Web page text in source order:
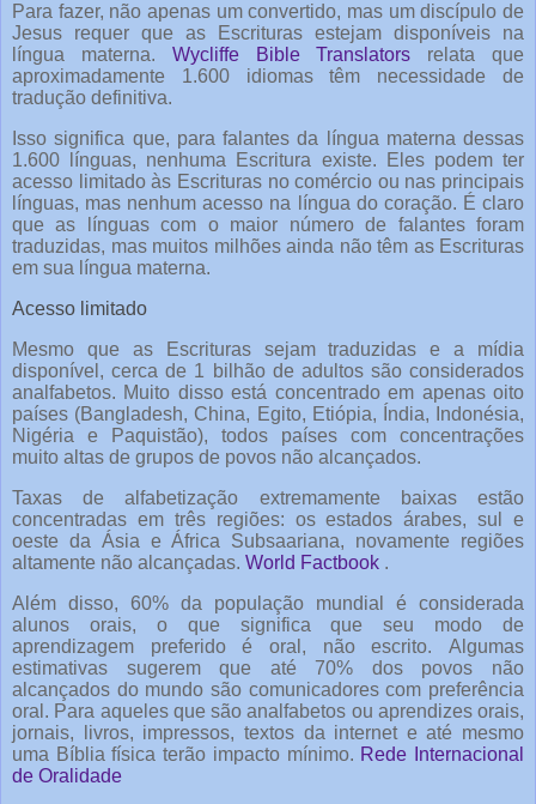
Para fazer, não apenas um convertido, mas um discípulo de
Jesus requer que as Escrituras estejam disponíveis na
língua materna. Wycliffe Bible Translators relata que
aproximadamente 1.600 idiomas têm necessidade de
tradução definitiva.
Isso significa que, para falantes da língua materna dessas
1.600 línguas, nenhuma Escritura existe. Eles podem ter
acesso limitado às Escrituras no comércio ou nas principais
línguas, mas nenhum acesso na língua do coração. É claro
que as línguas com o maior número de falantes foram
traduzidas, mas muitos milhões ainda não têm as Escrituras
em sua língua materna.
Acesso limitado
Mesmo que as Escrituras sejam traduzidas e a mídia
disponível, cerca de 1 bilhão de adultos são considerados
analfabetos. Muito disso está concentrado em apenas oito
países (Bangladesh, China, Egito, Etiópia, Índia, Indonésia,
Nigéria e Paquistão), todos países com concentrações
muito altas de grupos de povos não alcançados.
Taxas de alfabetização extremamente baixas estão
concentradas em três regiões: os estados árabes, sul e
oeste da Ásia e África Subsaariana, novamente regiões
altamente não alcançadas. World Factbook .
Além disso, 60% da população mundial é considerada
alunos orais, o que significa que seu modo de
aprendizagem preferido é oral, não escrito. Algumas
estimativas sugerem que até 70% dos povos não
alcançados do mundo são comunicadores com preferência
oral. Para aqueles que são analfabetos ou aprendizes orais,
jornais, livros, impressos, textos da internet e até mesmo
uma Bíblia física terão impacto mínimo. Rede Internacional
de Oralidade